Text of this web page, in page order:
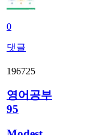
0
댓글
196725
영어공부
95